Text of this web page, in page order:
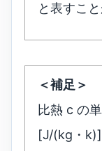
と表すこ
＜補足＞
比熱 c の
[J/(kg・k)]